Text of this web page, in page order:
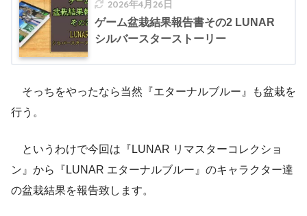
2026年4月26日
ゲーム盆栽結果報告書その2 LUNAR
シルバースターストーリー
そっちをやったなら当然『エターナルブルー』も盆栽を
行う。
というわけで今回は『LUNAR リマスターコレクショ
ン』から『LUNAR エターナルブルー』のキャラクター達
の盆栽結果を報告致します。